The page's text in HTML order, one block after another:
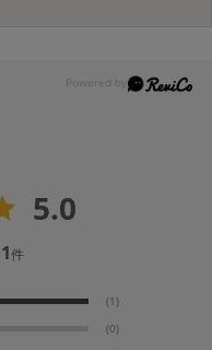
5.0
1件
(1)
(0)